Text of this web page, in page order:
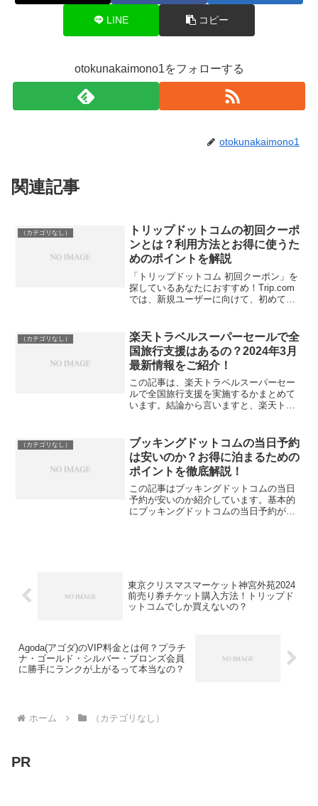
LINE コピー
otokunakaimono1をフォローする
otokunakaimono1
関連記事
（カテゴリなし）
トリップドットコムの初回クーポ
ンとは？利用方法とお得に使うた
めのポイントを解説
「トリップドットコム 初回クーポン」を
探しているあなたにおすすめ！Trip.com
では、新規ユーザーに向けて、初めての
の初回クーポンの使い方、メリット、そ
してお得に利用...
（カテゴリなし）
楽天トラベルスーパーセールで全
国旅行支援はあるの？2024年3月
最新情報をご紹介！
この記事は、楽天トラベルスーパーセー
ルで全国旅行支援を実施するかまとめて
います。結論から言いますと、楽天トラ
ーパーセールは、年に4回しかない旅行を
格安で予約できるチャン...
（カテゴリなし）
ブッキングドットコムの当日予約
は安いのか？お得に泊まるための
ポイントを徹底解説！
この記事はブッキングドットコムの当日
予約が安いのか紹介しています。基本的
にブッキングドットコムの当日予約が安
東京クリスマスマーケット神宮外苑2024
前売り券チケット購入方法！トリップド
ットコムでしか買えないの？
Agoda(アゴダ)のVIP料金とは何？プラチ
ナ・ゴールド・シルバー・ブロンズ会員
に勝手にランクが上がるって本当なの？
ホーム （カテゴリなし）
PR